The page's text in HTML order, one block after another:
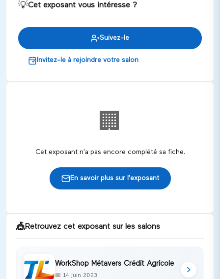
💡Cet exposant vous intéresse ?
Suivez-le
Invitez-le à rejoindre votre salon
🏢
Cet exposant n'a pas encore complété sa fiche.
En savoir plus sur l'exposant
🎪Retrouvez cet exposant sur les salons
WorkShop Métavers Crédit Agricole
📅 14 juin 2023